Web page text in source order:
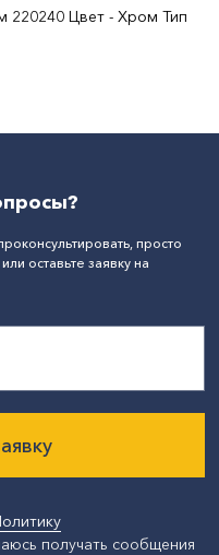
220240 Цвет - Хром Тип
просто
или оставьте заявку на
получать сообщения